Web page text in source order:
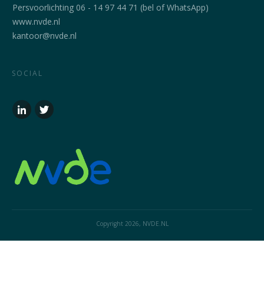
Persvoorlichting 06 - 14 97 44 71 (bel of WhatsApp)
www.nvde.nl
kantoor@nvde.nl
SOCIAL
Copyright 2026, NVDE.NL